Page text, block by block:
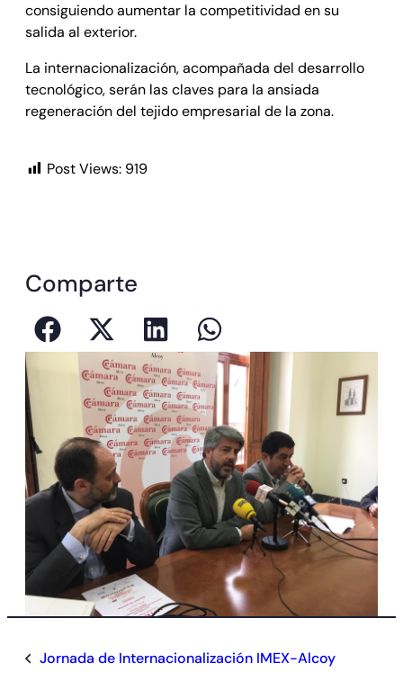
consiguiendo aumentar la competitividad en su
salida al exterior.
La internacionalización, acompañada del desarrollo
tecnológico, serán las claves para la ansiada
regeneración del tejido empresarial de la zona.
Post Views: 919
Comparte
Jornada de Internacionalización IMEX-Alcoy